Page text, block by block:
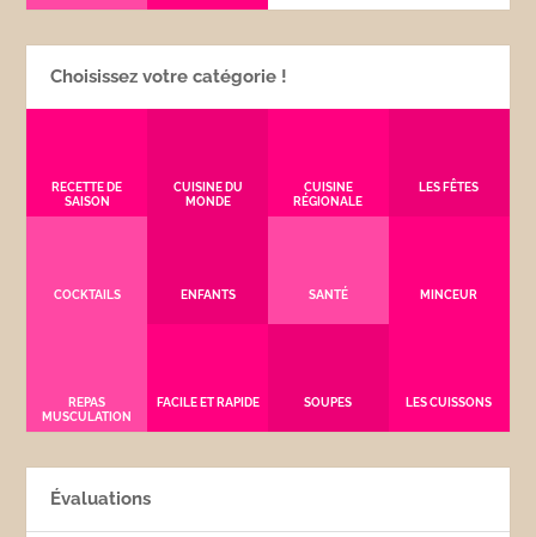
Choisissez votre catégorie !
RECETTE DE
SAISON
CUISINE DU
MONDE
CUISINE
RÉGIONALE
LES FÊTES
COCKTAILS ENFANTS SANTÉ MINCEUR
REPAS
MUSCULATION
FACILE ET RAPIDE SOUPES LES CUISSONS
Évaluations